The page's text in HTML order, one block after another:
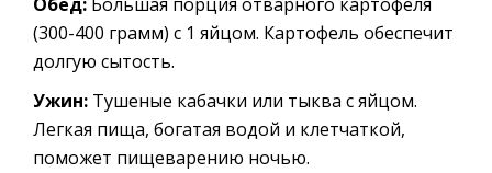
(300-400 грамм) с 1 яйцом. Картофель обеспечит
долгую сытость.
Ужин: Тушеные кабачки или тыква с яйцом.
Легкая пища, богатая водой и клетчаткой,
поможет пищеварению ночью.